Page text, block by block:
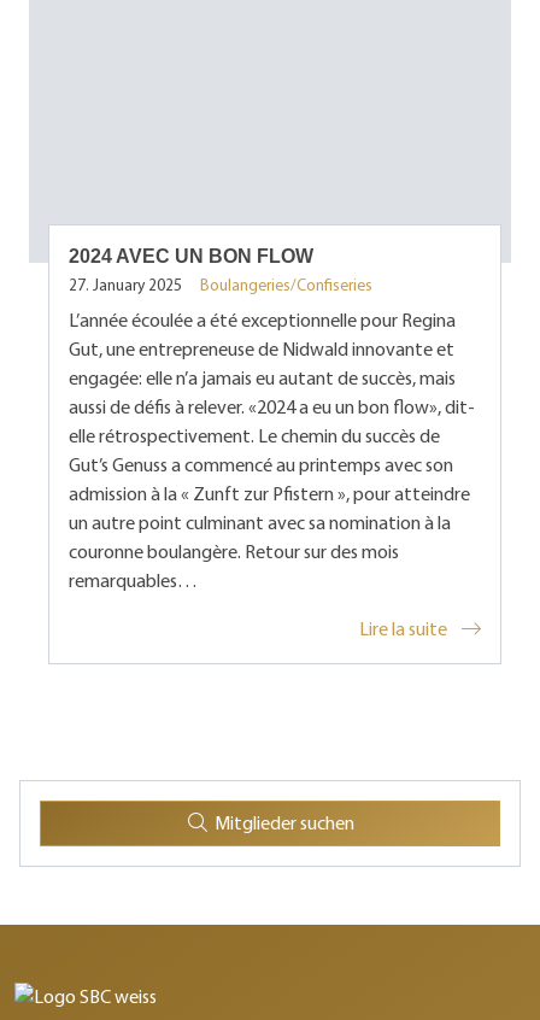
2024 AVEC UN BON FLOW
27. January 2025 Boulangeries/Confiseries
L’année écoulée a été exceptionnelle pour Regina
Gut, une entrepreneuse de Nidwald innovante et
engagée: elle n’a jamais eu autant de succès, mais
aussi de défis à relever. «2024 a eu un bon flow», dit-
elle rétrospectivement. Le chemin du succès de
Gut’s Genuss a commencé au printemps avec son
admission à la « Zunft zur Pfistern », pour atteindre
un autre point culminant avec sa nomination à la
couronne boulangère. Retour sur des mois
remarquables…
Lire la suite
Mitglieder suchen